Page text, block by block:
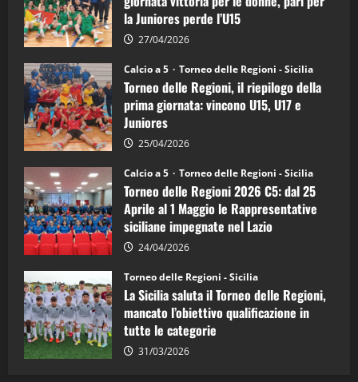
calcio
a
5:
la
Juniores
è
vicecampione
d’Italia
la Juniores perde l’U15
27/04/2026
Calcio a 5 Torneo delle Regioni - Sicilia
Torneo delle Regioni, il riepilogo della
prima giornata: vincono U15, U17 e
Juniores
25/04/2026
Calcio a 5 Torneo delle Regioni - Sicilia
Torneo delle Regioni 2026 C5: dal 25
Aprile al 1 Maggio le Rappresentative
siciliane impegnate nel Lazio
24/04/2026
Torneo delle Regioni - Sicilia
La Sicilia saluta il Torneo delle Regioni,
mancato l’obiettivo qualificazione in
tutte le categorie
31/03/2026